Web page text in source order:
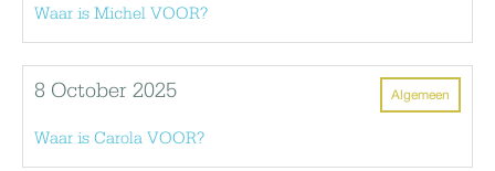
Waar is Michel VOOR?
Algemeen
8 October 2025
Waar is Carola VOOR?